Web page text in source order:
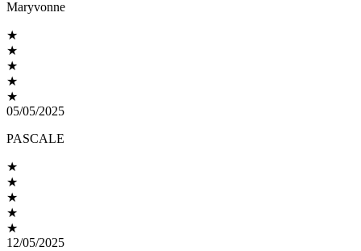
Maryvonne
★
★
★
★
★
05/05/2025
PASCALE
★
★
★
★
★
12/05/2025